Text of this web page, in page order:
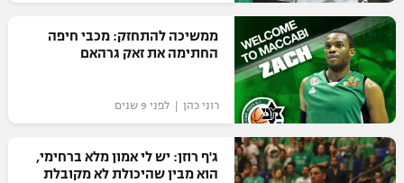
רשיון להקרנה פומבית לבית עסק
הצטרפות לחבילת הערוצים
לוח דרושים – ג'ובנט
תגיות
ממשיכה להתחזק: מכבי חיפה
החתימה את זאק גרהאם
רוני כהן | לפני 9 שנים
ג'ף רוזן: יש לי אמון מלא ברחימי,
הוא מבין שהיכולת לא מקובלת